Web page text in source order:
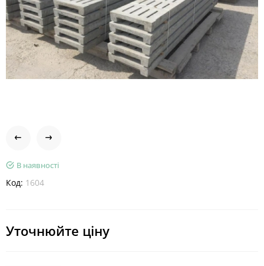
В наявності
Код: 1604
Уточнюйте ціну